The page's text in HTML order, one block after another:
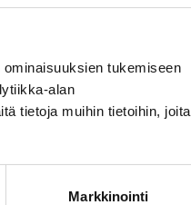
tukemiseen
alan
tietoja muihin tietoihin, joita
Markkinointi